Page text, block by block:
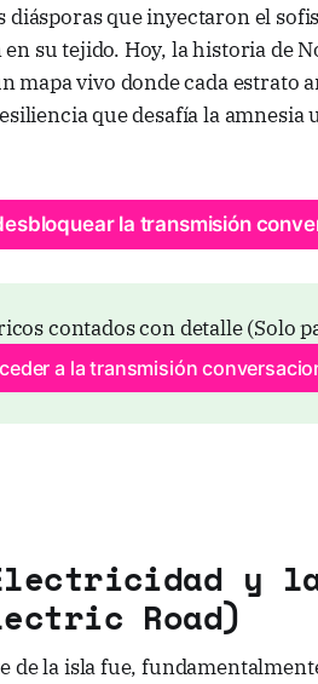
diásporas que inyectaron el
su tejido. Hoy, la historia de
mapa vivo donde cada estrato
que desafía la amnesia
la transmisión
contados con detalle (Solo
a la transmisión
y
Road)
de la isla fue,